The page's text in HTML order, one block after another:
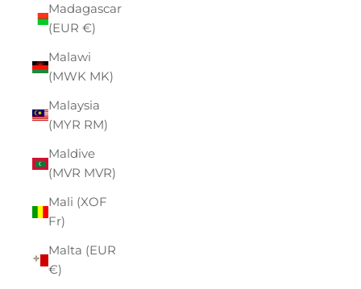
Madagascar
(EUR €)
Malawi
(MWK MK)
Malaysia
(MYR RM)
Maldive
(MVR MVR)
Mali (XOF
Fr)
Malta (EUR
€)